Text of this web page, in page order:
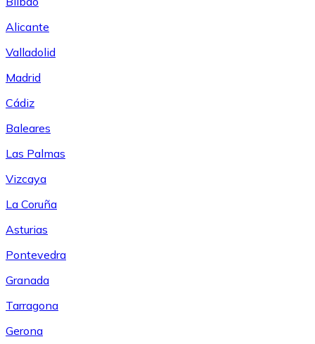
Alicante
Valladolid
Madrid
Cádiz
Baleares
Las Palmas
Vizcaya
La Coruña
Asturias
Pontevedra
Granada
Tarragona
Gerona